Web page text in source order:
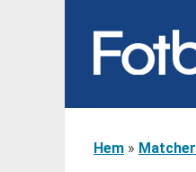
Hem » Matcher